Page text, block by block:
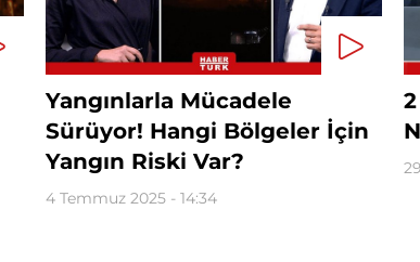
Yangınlarla Mücadele
Sürüyor! Hangi Bölgeler İçin
Yangın Riski Var?
4 Temmuz 2025 - 14:34